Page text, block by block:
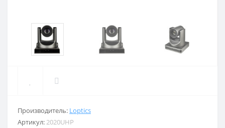
Производитель: Loptics
Артикул:2020UHP